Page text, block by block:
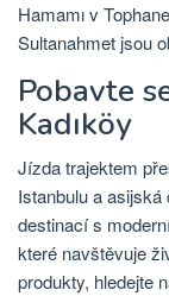
Hamamı v
Sultanahmet jsou
Pobavte
Kadıköy
Jízda trajektem
Istanbulu a
destinací s
které navštěvuje
produkty, hledejte